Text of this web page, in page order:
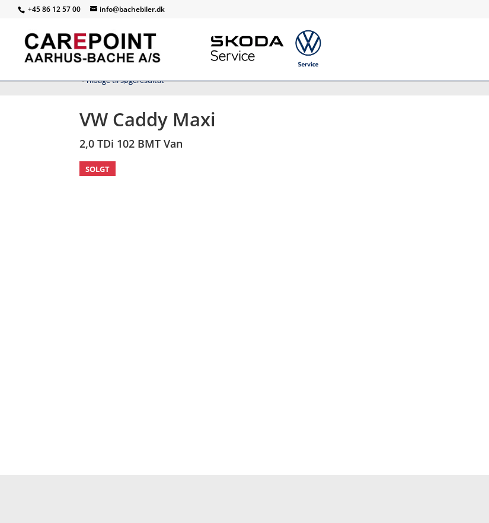
+45 86 12 57 00 info@bachebiler.dk
<Tilbage til søgeresultat
VW Caddy Maxi
2,0 TDi 102 BMT Van
SOLGT